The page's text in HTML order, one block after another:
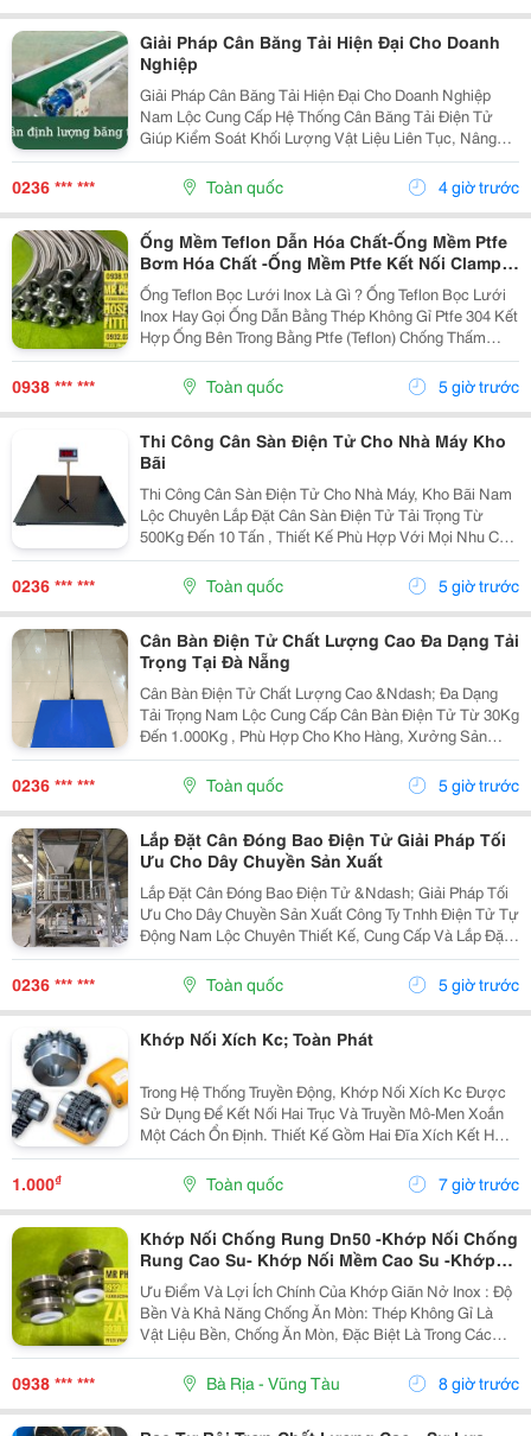
Giải Pháp Cân Băng Tải Hiện Đại Cho Doanh
Nghiệp
Giải Pháp Cân Băng Tải Hiện Đại Cho Doanh Nghiệp
Nam Lộc Cung Cấp Hệ Thống Cân Băng Tải Điện Tử
Giúp Kiểm Soát Khối Lượng Vật Liệu Liên Tục, Nâng
Cao Hiệu Quả Quản Lý Và Tối Ưu Quy Trình Sản Xuất.
Đặc Điểm ✔️ Đo Lưu Lượng Chính Xác. ✔️ Kết Nối...
0236 *** *** Toàn quốc 4 giờ trước
Ống Mềm Teflon Dẫn Hóa Chất-Ống Mềm Ptfe
Bơm Hóa Chất -Ống Mềm Ptfe Kết Nối Clamp-
Ống Mềm Ptfe Kết Nối Mặt Bích-Ống Mềm Ptfe
Kết Nối Ren Côn Lõm-Ống Mềm Ptfe Kết Nối
Rắc Co Vi Sinh-Ống Mềm Ptfe Kết Nối Ren
Ngoài
Ống Teflon Bọc Lưới Inox Là Gì ? Ống Teflon Bọc Lưới
Inox Hay Gọi Ống Dẫn Bằng Thép Không Gỉ Ptfe 304 Kết
Hợp Ống Bên Trong Bằng Ptfe (Teflon) Chống Thấm
Chất Lỏng Với Lớp Vỏ Ngoài Bện Bằng Thép Không Gỉ
304 Để Tăng Cường Khả Năng Chịu Áp Lực Và...
0938 *** *** Toàn quốc 5 giờ trước
Thi Công Cân Sàn Điện Tử Cho Nhà Máy Kho
Bãi
Thi Công Cân Sàn Điện Tử Cho Nhà Máy, Kho Bãi Nam
Lộc Chuyên Lắp Đặt Cân Sàn Điện Tử Tải Trọng Từ
500Kg Đến 10 Tấn , Thiết Kế Phù Hợp Với Mọi Nhu Cầu
Sử Dụng Trong Sản Xuất Và Logistics. Cam Kết Khung
Cân Chắc Chắn. Loadcell Chính Hãng. ...
0236 *** *** Toàn quốc 5 giờ trước
Cân Bàn Điện Tử Chất Lượng Cao Đa Dạng Tải
Trọng Tại Đà Nẵng
Cân Bàn Điện Tử Chất Lượng Cao &Ndash; Đa Dạng
Tải Trọng Nam Lộc Cung Cấp Cân Bàn Điện Tử Từ 30Kg
Đến 1.000Kg , Phù Hợp Cho Kho Hàng, Xưởng Sản
Xuất, Siêu Thị, Cửa Hàng Và Doanh Nghiệp. Ưu Điểm
Nổi Bật ✔️ Kết Quả Cân Nhanh Và Chính Xác. ✔️ Mặt...
0236 *** *** Toàn quốc 5 giờ trước
Lắp Đặt Cân Đóng Bao Điện Tử Giải Pháp Tối
Ưu Cho Dây Chuyền Sản Xuất
Lắp Đặt Cân Đóng Bao Điện Tử &Ndash; Giải Pháp Tối
Ưu Cho Dây Chuyền Sản Xuất Công Ty Tnhh Điện Tử Tự
Động Nam Lộc Chuyên Thiết Kế, Cung Cấp Và Lắp Đặt
Hệ Thống Cân Đóng Bao Điện Tử Với Độ Chính Xác
Cao, Đáp Ứng Nhu Cầu Đóng Bao Tự Động Cho Nhiều...
0236 *** *** Toàn quốc 5 giờ trước
Khớp Nối Xích Kc; Toàn Phát
Trong Hệ Thống Truyền Động, Khớp Nối Xích Kc Được
Sử Dụng Để Kết Nối Hai Trục Và Truyền Mô-Men Xoắn
Một Cách Ổn Định. Thiết Kế Gồm Hai Đĩa Xích Kết Hợp
Với Xích Con Lăn Giúp Truyền Lực Hiệu Quả, Đồng Thời
Có Thể Bù Một Phần Sai Lệch Nhỏ Giữa Các...
1.000₫ Toàn quốc 7 giờ trước
Khớp Nối Chống Rung Dn50 -Khớp Nối Chống
Rung Cao Su- Khớp Nối Mềm Cao Su -Khớp
Nối Mềm Inox Mặt Bích -Khớp Nối Mềm Chống
Rung- Khớp Nối Mềm Inox 304-Khớp Giãn Nở
Kim Loại-Khopnoimem-Khopgiannoinox
Ưu Điểm Và Lợi Ích Chính Của Khớp Giãn Nở Inox : Độ
Bền Và Khả Năng Chống Ăn Mòn: Thép Không Gỉ Là
Vật Liệu Bền, Chống Ăn Mòn, Đặc Biệt Là Trong Các
Ứng Dụng Nhiệt Độ Cao. Tiết Kiệm Không Gian Và Chi
Phí: Chúng Thường Tiết Kiệm Không Gian Hơn...
0938 *** *** Bà Rịa - Vũng Tàu 8 giờ trước